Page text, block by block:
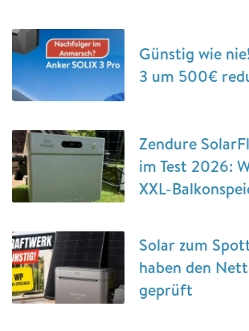
Günstig wie
3 um 500€
Zendure
im Test 2026:
XXL-
Solar zum
haben den
geprüft